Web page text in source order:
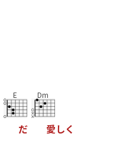
E
だ
Dm
愛しく